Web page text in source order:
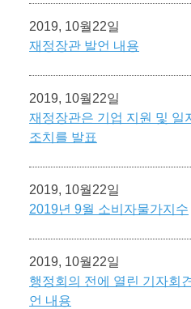
2019, 10월22일
재정장관 발언 내용
2019, 10월22일
재정장관은 기업 지원 및 일
조치를 발표
2019, 10월22일
2019년 9월 소비자물가지수
2019, 10월22일
행정회의 전에 열린 기자회
언 내용